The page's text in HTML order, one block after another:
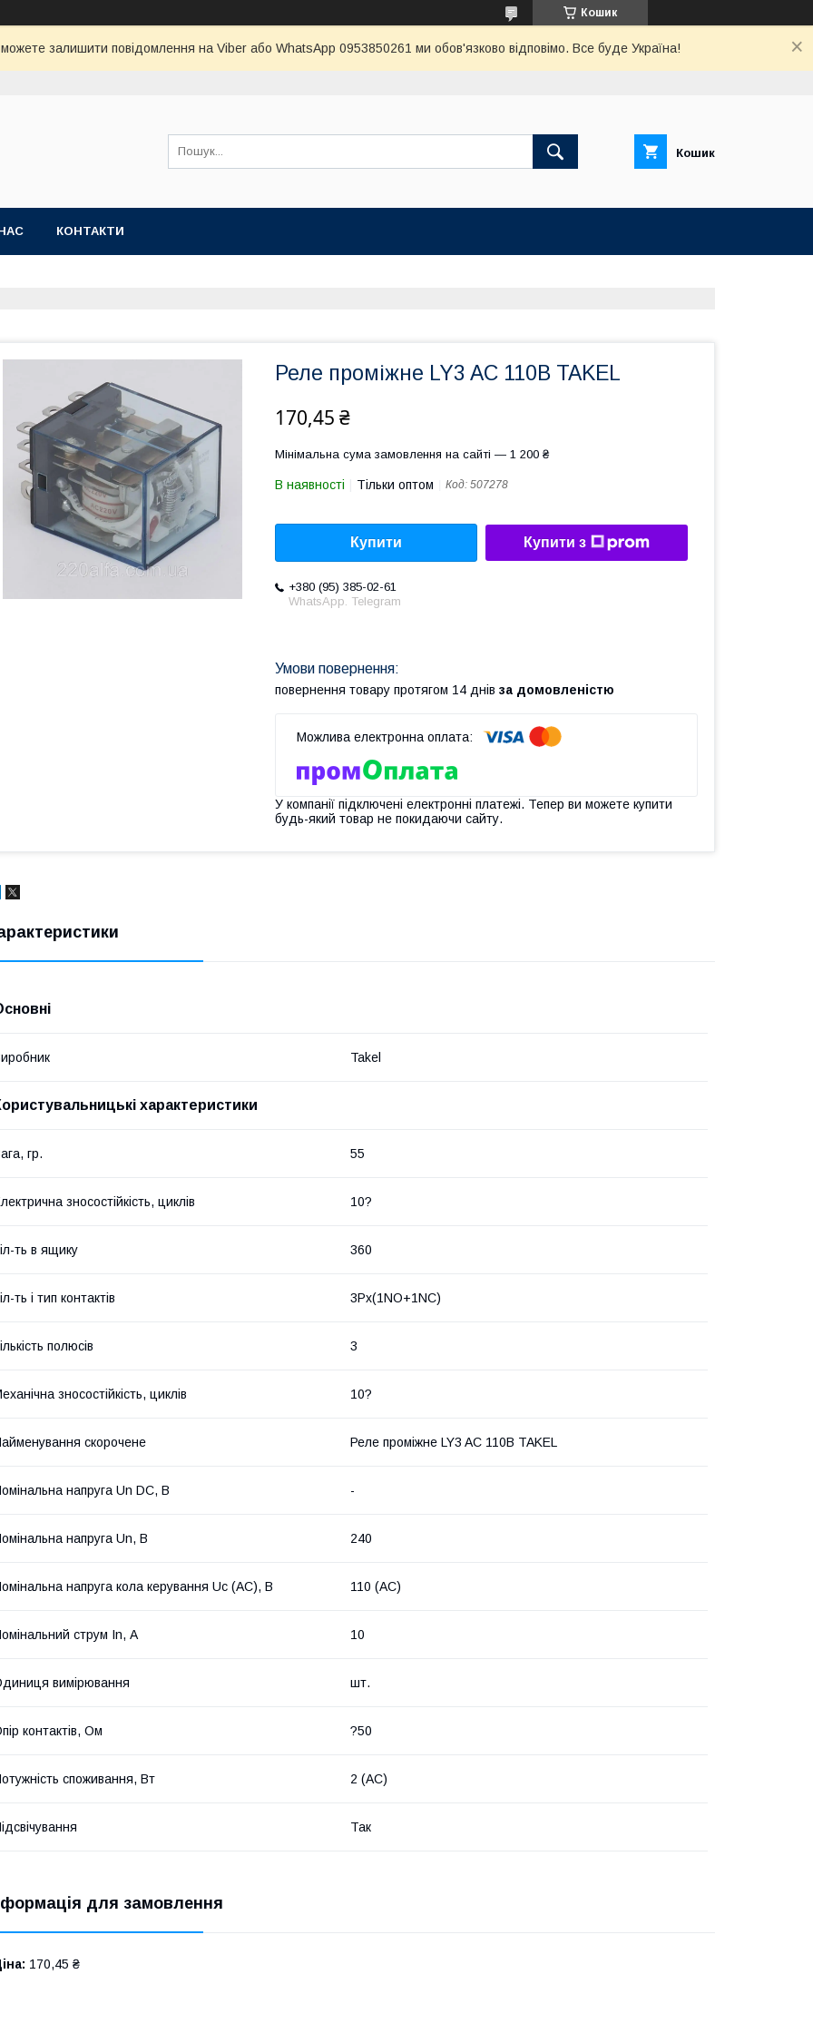
Кошик
залишити повідомлення на Viber або WhatsApp 0953850261 ми обов'язково відповімо. Все буде Україна!
Кошик
КОНТАКТИ
Реле проміжне LY3 AC 110В TAKEL
170,45 ₴
Мінімальна сума замовлення на сайті — 1 200 ₴
В наявності Тільки оптом Код: 507278
Купити Купити з
+380 (95) 385-02-61
WhatsApp. Telegram
повернення товару протягом 14 днів за домовленістю
У компанії підключені електронні платежі. Тепер ви можете купити
будь-який товар не покидаючи сайту.
Takel
характеристики
гр. 55
зносостійкість, циклів 10?
ть в ящику 360
ть і тип контактів 3Px(1NO+1NC)
полюсів 3
зносостійкість, циклів 10?
скорочене Реле проміжне LY3 AC 110В TAKEL
напруга Un DC, В -
напруга Un, В 240
напруга кола керування Uс (AC), В 110 (AC)
струм In, А 10
вимірювання шт.
контактів, Ом ?50
споживання, Вт 2 (АС)
Так
для замовлення
170,45 ₴